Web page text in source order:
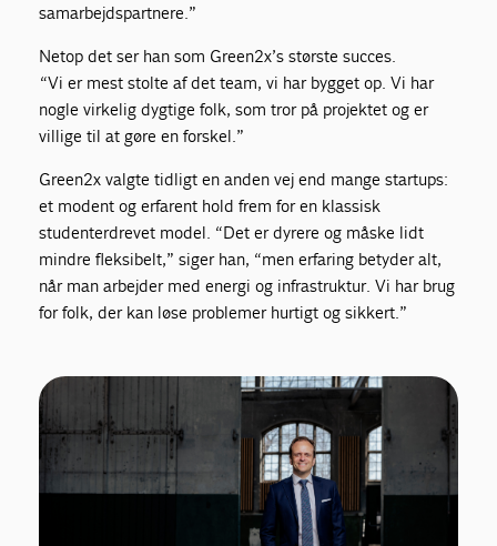
samarbejdspartnere.”
Netop det ser han som Green2x’s største succes.
“Vi er mest stolte af det team, vi har bygget op. Vi har
nogle virkelig dygtige folk, som tror på projektet og er
villige til at gøre en forskel.”
Green2x valgte tidligt en anden vej end mange startups:
et modent og erfarent hold frem for en klassisk
studenterdrevet model. “Det er dyrere og måske lidt
mindre fleksibelt,” siger han, “men erfaring betyder alt,
når man arbejder med energi og infrastruktur. Vi har brug
for folk, der kan løse problemer hurtigt og sikkert.”